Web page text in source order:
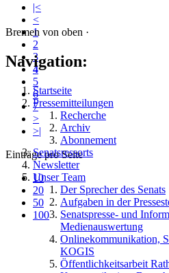
|<
<
1
2
3
4
5
6
7
>
>|
Einträge pro Seite
10
20
50
100
Bremen von oben ·
Navigation:
Startseite
Pressemitteilungen
Recherche
Archiv
Abonnement
Senatsressorts
Newsletter
Unser Team
Der Sprecher des Senats
Aufgaben in der
Senatspresse- und
Medienauswertung
Onlinekommunikation,
KOGIS
Öffentlichkeitsarbeit